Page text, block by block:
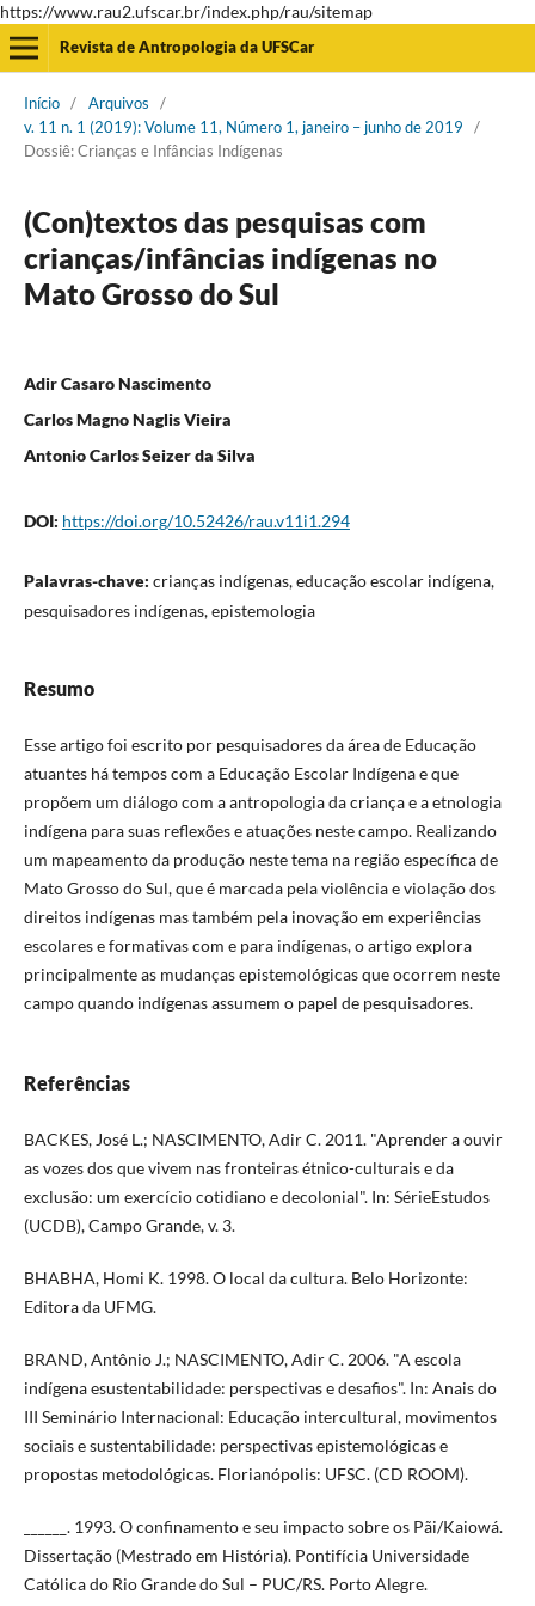
https://www.rau2.ufscar.br/index.php/rau/sitemap
Revista de Antropologia da UFSCar
Início / Arquivos
/
v. 11 n. 1 (2019): Volume 11, Número 1, janeiro – junho de 2019
/
Dossiê: Crianças e Infâncias Indígenas
(Con)textos das pesquisas com
crianças/infâncias indígenas no
Mato Grosso do Sul
Adir Casaro Nascimento
Carlos Magno Naglis Vieira
Antonio Carlos Seizer da Silva
DOI: https://doi.org/10.52426/rau.v11i1.294
Palavras-chave: crianças indígenas, educação escolar indígena,
pesquisadores indígenas, epistemologia
Resumo
Esse artigo foi escrito por pesquisadores da área de Educação
atuantes há tempos com a Educação Escolar Indígena e que
propõem um diálogo com a antropologia da criança e a etnologia
indígena para suas reflexões e atuações neste campo. Realizando
um mapeamento da produção neste tema na região específica de
Mato Grosso do Sul, que é marcada pela violência e violação dos
direitos indígenas mas também pela inovação em experiências
escolares e formativas com e para indígenas, o artigo explora
principalmente as mudanças epistemológicas que ocorrem neste
campo quando indígenas assumem o papel de pesquisadores.
Referências
BACKES, José L.; NASCIMENTO, Adir C. 2011. "Aprender a ouvir
as vozes dos que vivem nas fronteiras étnico-culturais e da
exclusão: um exercício cotidiano e decolonial". In: SérieEstudos
(UCDB), Campo Grande, v. 3.
BHABHA, Homi K. 1998. O local da cultura. Belo Horizonte:
Editora da UFMG.
BRAND, Antônio J.; NASCIMENTO, Adir C. 2006. "A escola
indígena esustentabilidade: perspectivas e desafios". In: Anais do
III Seminário Internacional: Educação intercultural, movimentos
sociais e sustentabilidade: perspectivas epistemológicas e
propostas metodológicas. Florianópolis: UFSC. (CD ROOM).
______. 1993. O confinamento e seu impacto sobre os Pãi/Kaiowá.
Dissertação (Mestrado em História). Pontifícia Universidade
Católica do Rio Grande do Sul – PUC/RS. Porto Alegre.